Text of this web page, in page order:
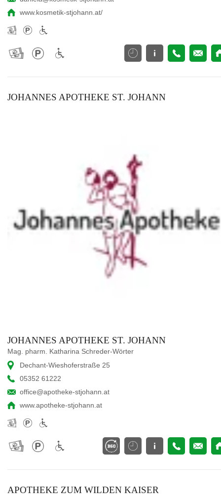
www.kosmetik-stjohann.at/
JOHANNES APOTHEKE ST. JOHANN
JOHANNES APOTHEKE ST. JOHANN
Mag. pharm. Katharina Schreder-Wörter
Dechant-Wieshoferstraße 25
05352 61222
office@apotheke-stjohann.at
www.apotheke-stjohann.at
APOTHEKE ZUM WILDEN KAISER